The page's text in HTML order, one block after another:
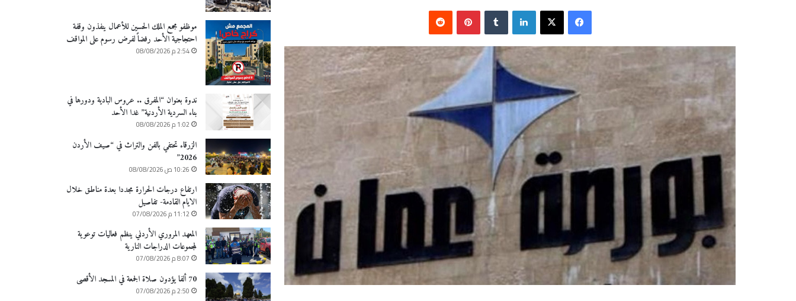
فيسبوك‫X لينكدإن ‏Tumblr بينتيريست
‏Reddit
موظفو مجمع الملك الحسين للأعمال ينفذون وقفة
احتجاجية الأحد رفضاً لفرض رسوم على المواقف
2:54 م 08/08/2026
ندوة بعنوان “المفرق .. عروس البادية ودورها في
بناء السردية الأردنية” غدا الأحد
1:02 م 08/08/2026
الزرقاء تحتفي بالفن والتراث في “صيف الأردن
2026”
10:26 ص 08/08/2026
ارتفاع درجات الحرارة مجددا بعدة مناطق خلال
الايام القادمة- تفاصيل
11:12 م 07/08/2026
المعهد المروري الأردني ينظم فعاليات توعوية
لمجموعات الدراجات النارية
8:07 م 07/08/2026
70 ألفا يؤدون صلاة الجمعة في المسجد الأقصى
2:50 م 07/08/2026